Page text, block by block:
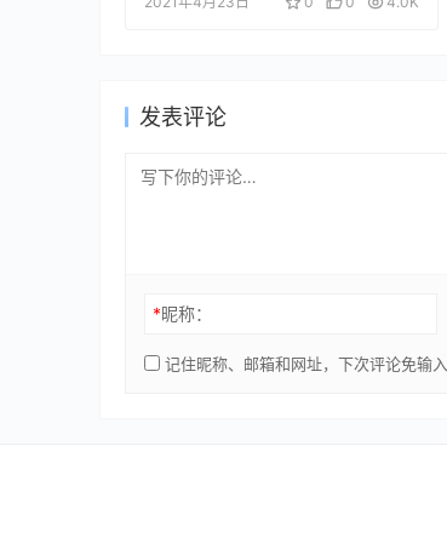
发表评论
*昵称：
记住昵称、邮箱和网址，下次评论免输入